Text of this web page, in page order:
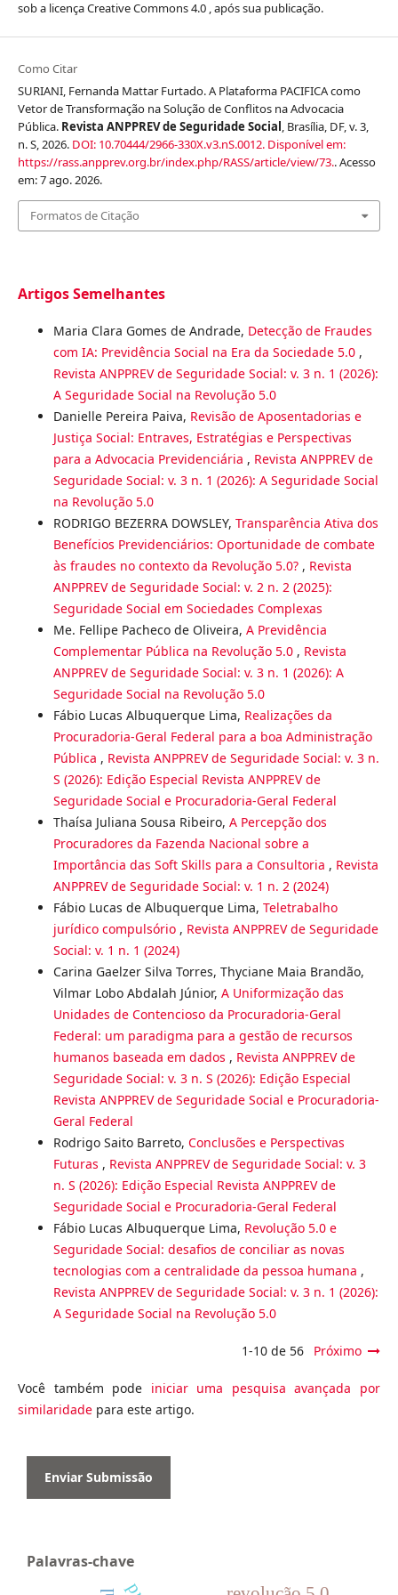
sob a licença Creative Commons 4.0 , após sua publicação.
Como Citar
SURIANI, Fernanda Mattar Furtado. A Plataforma PACIFICA como
Vetor de Transformação na Solução de Conflitos na Advocacia
Pública. Revista ANPPREV de Seguridade Social, Brasília, DF, v. 3,
n. S, 2026. DOI: 10.70444/2966-330X.v3.nS.0012.Disponível em:
https://rass.anpprev.org.br/index.php/RASS/article/view/73.. Acesso
em: 7 ago. 2026.
Formatos de Citação
Artigos Semelhantes
Maria Clara Gomes de Andrade, Detecção de Fraudes
com IA: Previdência Social na Era da Sociedade 5.0 ,
Revista ANPPREV de Seguridade Social: v. 3 n. 1 (2026):
A Seguridade Social na Revolução 5.0
Danielle Pereira Paiva, Revisão de Aposentadorias e
Justiça Social: Entraves, Estratégias e Perspectivas
para a Advocacia Previdenciária , Revista ANPPREV de
Seguridade Social: v. 3 n. 1 (2026): A Seguridade Social
na Revolução 5.0
RODRIGO BEZERRA DOWSLEY, Transparência Ativa dos
Benefícios Previdenciários: Oportunidade de combate
às fraudes no contexto da Revolução 5.0? , Revista
ANPPREV de Seguridade Social: v. 2 n. 2 (2025):
Seguridade Social em Sociedades Complexas
Me. Fellipe Pacheco de Oliveira, A Previdência
Complementar Pública na Revolução 5.0 , Revista
ANPPREV de Seguridade Social: v. 3 n. 1 (2026): A
Seguridade Social na Revolução 5.0
Fábio Lucas Albuquerque Lima, Realizações da
Procuradoria-Geral Federal para a boa Administração
Pública , Revista ANPPREV de Seguridade Social: v. 3 n.
S (2026): Edição Especial Revista ANPPREV de
Seguridade Social e Procuradoria-Geral Federal
Thaísa Juliana Sousa Ribeiro, A Percepção dos
Procuradores da Fazenda Nacional sobre a
Importância das Soft Skills para a Consultoria , Revista
ANPPREV de Seguridade Social: v. 1 n. 2 (2024)
Fábio Lucas de Albuquerque Lima, Teletrabalho
jurídico compulsório , Revista ANPPREV de Seguridade
Social: v. 1 n. 1 (2024)
Carina Gaelzer Silva Torres, Thyciane Maia Brandão,
Vilmar Lobo Abdalah Júnior, A Uniformização das
Unidades de Contencioso da Procuradoria-Geral
Federal: um paradigma para a gestão de recursos
humanos baseada em dados , Revista ANPPREV de
Seguridade Social: v. 3 n. S (2026): Edição Especial
Revista ANPPREV de Seguridade Social e Procuradoria-
Geral Federal
Rodrigo Saito Barreto, Conclusões e Perspectivas
Futuras , Revista ANPPREV de Seguridade Social: v. 3
n. S (2026): Edição Especial Revista ANPPREV de
Seguridade Social e Procuradoria-Geral Federal
Fábio Lucas Albuquerque Lima, Revolução 5.0 e
Seguridade Social: desafios de conciliar as novas
tecnologias com a centralidade da pessoa humana ,
Revista ANPPREV de Seguridade Social: v. 3 n. 1 (2026):
A Seguridade Social na Revolução 5.0
1-10 de 56 Próximo
Você também pode iniciar uma pesquisa avançada por
similaridadepara este artigo.
Enviar Submissão
Palavras-chave